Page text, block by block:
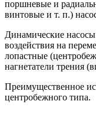
поршневые и
винтовые и т. п.)
Динамические
воздействия на
лопастные
нагнетатели трения
Преимущественное
центробежного типа.